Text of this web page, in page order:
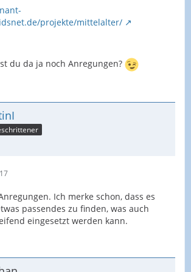
projekte/mittelalter/
du da ja noch Anregungen?
Ich merke schon, dass es
passendes zu finden, was auch
eingesetzt werden kann.